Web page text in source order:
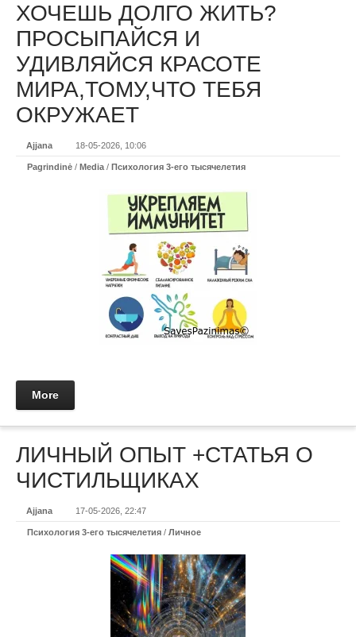
ХОЧЕШЬ ДОЛГО ЖИТЬ?
ПРОСЫПАЙСЯ И
УДИВЛЯЙСЯ КРАСОТЕ
МИРА,ТОМУ,ЧТО ТЕБЯ
ОКРУЖАЕТ
Ajjana 18-05-2026, 10:06
Pagrindinė / Media / Психология 3-его тысячелетия
More
ЛИЧНЫЙ ОПЫТ +СТАТЬЯ О
ЧИСТИЛЬЩИКАХ
Ajjana 17-05-2026, 22:47
Психология 3-его тысячелетия / Личное